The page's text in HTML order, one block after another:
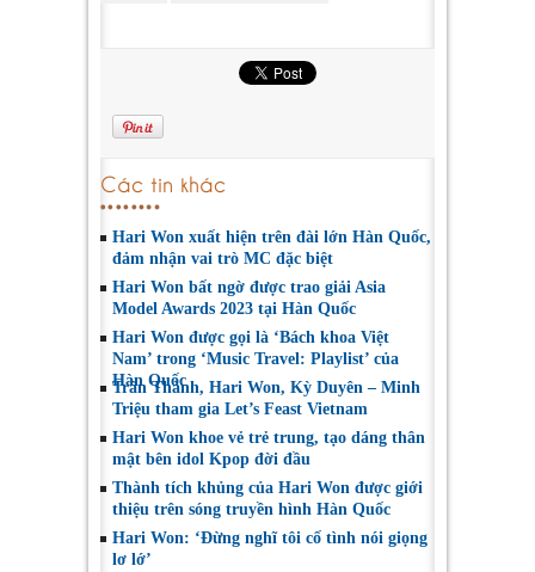
Các tin khác
Hari Won xuất hiện trên đài lớn Hàn Quốc,
đảm nhận vai trò MC đặc biệt
Hari Won bất ngờ được trao giải Asia
Model Awards 2023 tại Hàn Quốc
Hari Won được gọi là ‘Bách khoa Việt
Nam’ trong ‘Music Travel: Playlist’ của
Hàn Quốc
Trấn Thành, Hari Won, Kỳ Duyên – Minh
Triệu tham gia Let’s Feast Vietnam
Hari Won khoe vẻ trẻ trung, tạo dáng thân
mật bên idol Kpop đời đầu
Thành tích khủng của Hari Won được giới
thiệu trên sóng truyền hình Hàn Quốc
Hari Won: ‘Đừng nghĩ tôi cố tình nói giọng
lơ lớ’